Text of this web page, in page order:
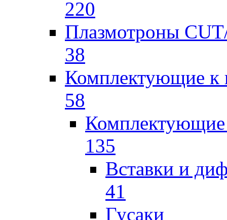
220
Плазмотроны
38
Комплектующие к
58
135
Вставки и
41
Гусаки